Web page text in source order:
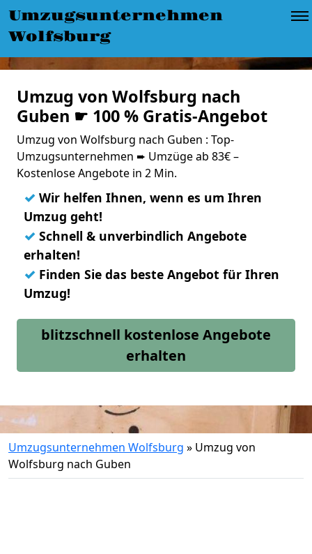
Umzugsunternehmen
Wolfsburg
Umzug von Wolfsburg nach
Guben ☛ 100 % Gratis-Angebot
Umzug von Wolfsburg nach Guben : Top-
Umzugsunternehmen ➨ Umzüge ab 83€ –
Kostenlose Angebote in 2 Min.
✓ Wir helfen Ihnen, wenn es um Ihren
Umzug geht!
✓ Schnell & unverbindlich Angebote
erhalten!
✓ Finden Sie das beste Angebot für Ihren
Umzug!
blitzschnell kostenlose Angebote
erhalten
Umzugsunternehmen Wolfsburg » Umzug von
Wolfsburg nach Guben